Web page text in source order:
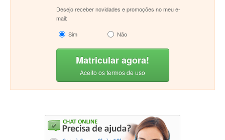
Desejo receber novidades e promoções no meu e-
mail:
Sim
Não
Matricular agora!
Aceito os termos de uso